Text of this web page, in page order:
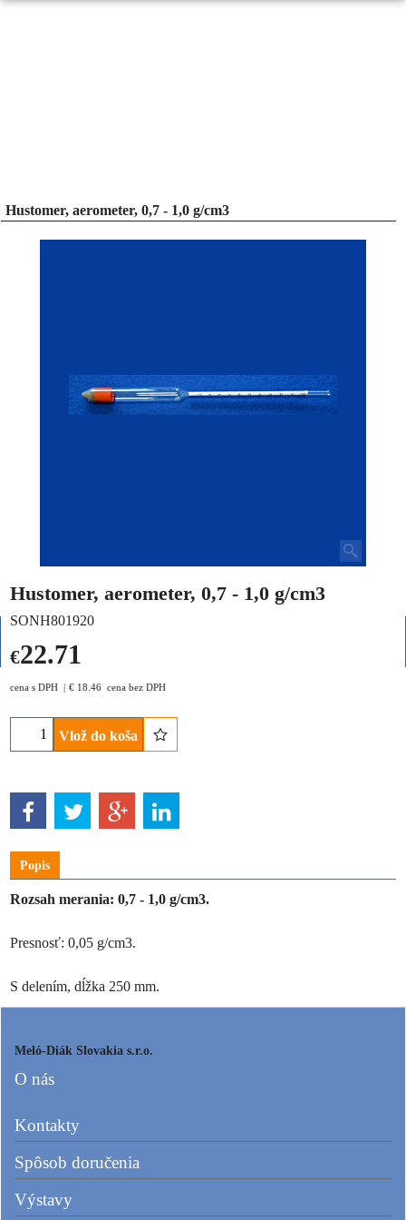
Hustomer, aerometer, 0,7 - 1,0 g/cm3
Hustomer, aerometer, 0,7 - 1,0 g/cm3
SONH801920
€22.71
cena s DPH € 18.46 cena bez DPH
Vlož do koša
Popis
Rozsah merania: 0,7 - 1,0 g/cm3.
Presnosť: 0,05 g/cm3.
S delením, dĺžka 250 mm.
Meló-Diák Slovakia s.r.o.
O nás
Kontakty
Spôsob doručenia
Výstavy